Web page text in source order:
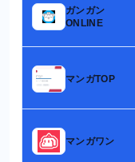
ガンガン
ONLINE
マンガTOP
マンガワン